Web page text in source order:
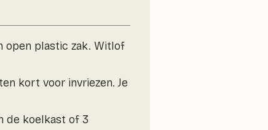
open plastic zak. Witlof
kort voor invriezen. Je
de koelkast of 3